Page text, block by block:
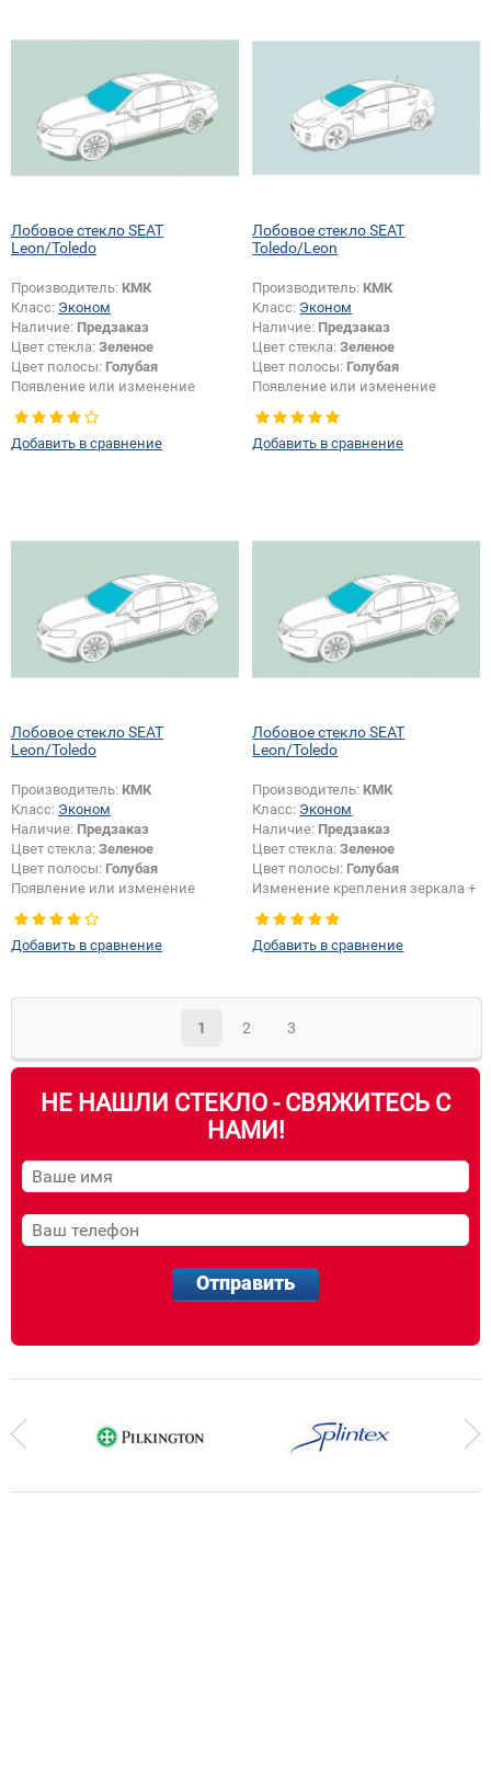
Лобовое стекло SEAT
Leon/Toledo
Производитель: КМК
Класс: Эконом
Наличие: Предзаказ
Цвет стекла: Зеленое
Цвет полосы: Голубая
Появление или изменение
крепления зеркала:
Добавить в сравнение
Лобовое стекло SEAT
Toledo/Leon
Производитель: КМК
Класс: Эконом
Наличие: Предзаказ
Цвет стекла:Зеленое
Цвет полосы: Голубая
Появление или изменение
шелкографии:
Добавить в сравнение
Лобовое стекло SEAT
Leon/Toledo
Производитель: КМК
Класс: Эконом
Наличие: Предзаказ
Цвет стекла: Зеленое
Цвет полосы: Голубая
Появление или изменение
Добавить в сравнение
Лобовое стекло SEAT
Leon/Toledo
Производитель: КМК
Класс: Эконом
Наличие: Предзаказ
Цвет стекла:Зеленое
Цвет полосы: Голубая
Изменение крепления зеркала +
Добавить в сравнение
1 2 3
НЕ НАШЛИ СТЕКЛО - СВЯЖИТЕСЬ С
НАМИ!
Отправить